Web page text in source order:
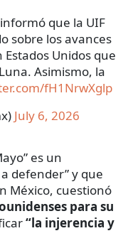
informó que la UIF
sobre los avances
Unidos que
Asimismo, la
fH1NrwXglp
July 6, 2026
es un
defender” y que
México, cuestionó
para su
“la injerencia y